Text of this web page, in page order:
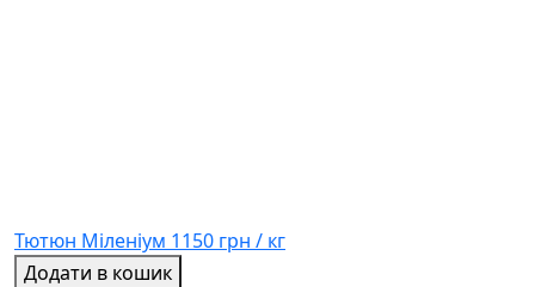
Тютюн Міленіум 1150 грн / кг
Додати в кошик